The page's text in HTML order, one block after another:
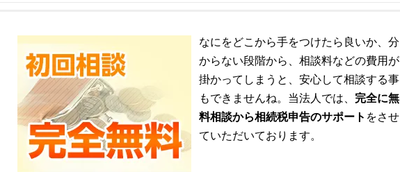
なにをどこから手をつけたら良いか、分
からない段階から、相談料などの費用が
掛かってしまうと、安心して相談する事
もできませんね。当法人では、 完全に無
料相談から相続税申告のサポート をさせ
ていただいております。